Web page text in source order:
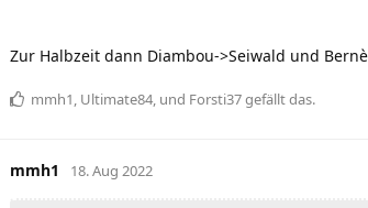
Zur Halbzeit dann Diambou->Seiwald und
mmh1, Ultimate84, und Forsti37gefällt das.
mmh1 18. Aug 2022